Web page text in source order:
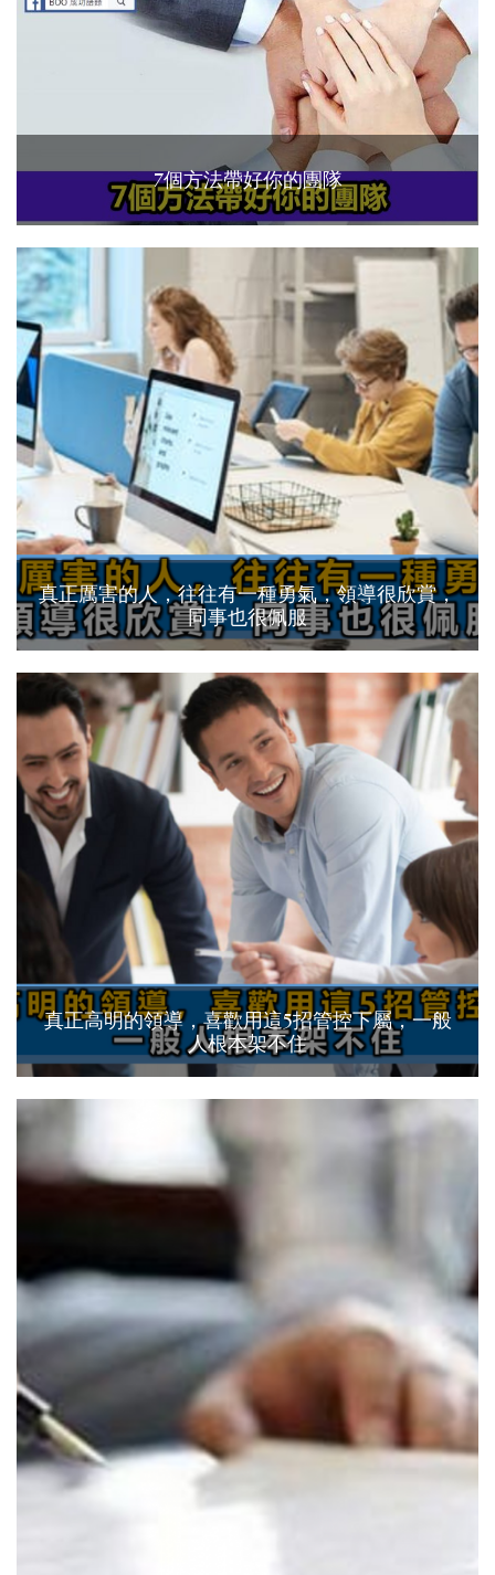
7個方法帶好你的團隊
真正厲害的人，往往有一種勇氣，領導很欣賞，
同事也很佩服
真正高明的領導，喜歡用這5招管控下屬，一般
人根本架不住